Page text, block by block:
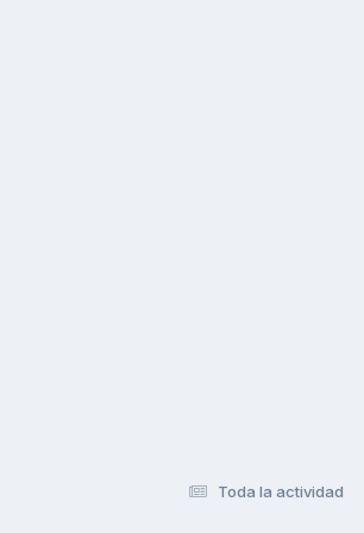
Toda la actividad